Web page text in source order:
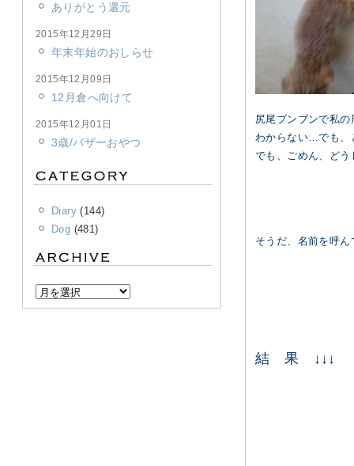
尻尾ブンブンで私
わからない…でも、
でも、ごめん、ど
そうだ、名前を呼ん
結 果 ↓↓↓
ありがとう還元
2015年12月29日
年末年始のおしらせ
2015年12月09日
12月倉へ向けて
2015年12月01日
3歳/バザーおやつ
Diary(144)
Dog (481)